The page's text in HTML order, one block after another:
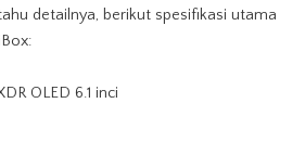
detailnya, berikut spesifikasi utama
OLED 6.1 inci